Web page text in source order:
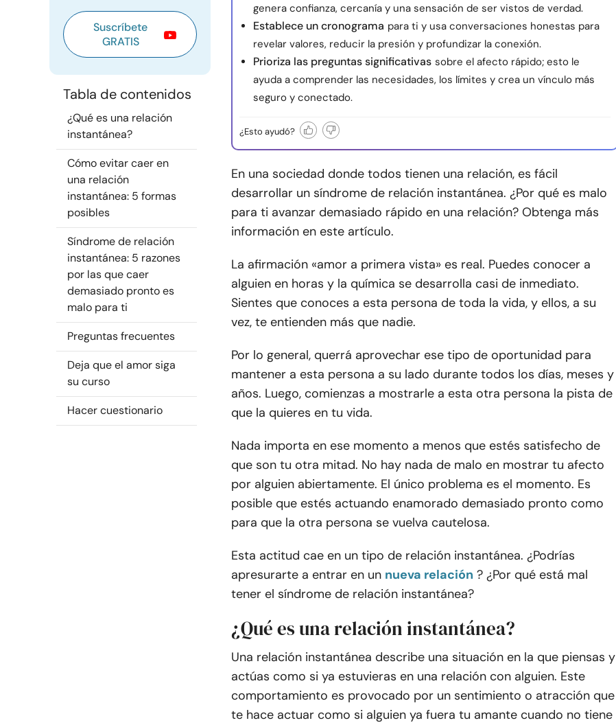
Suscríbete
GRATIS
Tabla de contenidos
¿Qué es una relación
instantánea?
Cómo evitar caer en
una relación
instantánea: 5 formas
posibles
Síndrome de relación
instantánea: 5 razones
por las que caer
demasiado pronto es
malo para ti
Preguntas frecuentes
Deja que el amor siga
su curso
Hacer cuestionario
genera confianza, cercanía y una sensación de ser vistos de verdad.
Establece un cronograma para ti y usa conversaciones honestas para
revelar valores, reducir la presión y profundizar la conexión.
Prioriza las preguntas significativas sobre el afecto rápido; esto le
ayuda a comprender las necesidades, los límites y crea un vínculo más
seguro y conectado.
¿Esto ayudó?
En una sociedad donde todos tienen una relación, es fácil
desarrollar un síndrome de relación instantánea. ¿Por qué es malo
para ti avanzar demasiado rápido en una relación? Obtenga más
información en este artículo.
La afirmación «amor a primera vista» es real. Puedes conocer a
alguien en horas y la química se desarrolla casi de inmediato.
Sientes que conoces a esta persona de toda la vida, y ellos, a su
vez, te entienden más que nadie.
Por lo general, querrá aprovechar ese tipo de oportunidad para
mantener a esta persona a su lado durante todos los días, meses y
años. Luego, comienzas a mostrarle a esta otra persona la pista de
que la quieres en tu vida.
Nada importa en ese momento a menos que estés satisfecho de
que son tu otra mitad. No hay nada de malo en mostrar tu afecto
por alguien abiertamente. El único problema es el momento. Es
posible que estés actuando enamorado demasiado pronto como
para que la otra persona se vuelva cautelosa.
Esta actitud cae en un tipo de relación instantánea. ¿Podrías
apresurarte a entrar en un nueva relación ? ¿Por qué está mal
tener el síndrome de relación instantánea?
¿Qué es una relación instantánea?
Una relación instantánea describe una situación en la que piensas y
actúas como si ya estuvieras en una relación con alguien. Este
comportamiento es provocado por un sentimiento o atracción que
te hace actuar como si alguien ya fuera tu amante cuando no tiene